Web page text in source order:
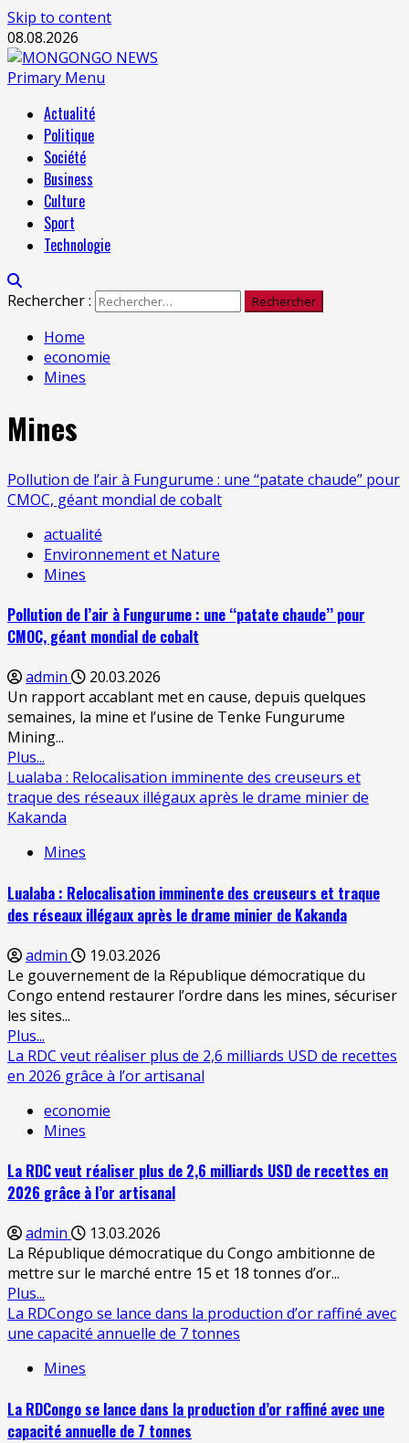
Skip to content
08.08.2026
Primary Menu
Actualité
Politique
Société
Business
Culture
Sport
Technologie
Rechercher :
Home
economie
Mines
Mines
Pollution de l’air à Fungurume : une ‘‘patate chaude’’ pour
CMOC, géant mondial de cobalt
actualité
Environnement et Nature
Mines
Pollution de l’air à Fungurume : une ‘‘patate chaude’’ pour
CMOC, géant mondial de cobalt
admin
20.03.2026
Un rapport accablant met en cause, depuis quelques
semaines, la mine et l’usine de Tenke Fungurume
Mining...
Plus...
Lualaba : Relocalisation imminente des creuseurs et
traque des réseaux illégaux après le drame minier de
Kakanda
Mines
Lualaba : Relocalisation imminente des creuseurs et traque
des réseaux illégaux après le drame minier de Kakanda
admin
19.03.2026
Le gouvernement de la République démocratique du
Congo entend restaurer l’ordre dans les mines, sécuriser
les sites...
Plus...
La RDC veut réaliser plus de 2,6 milliards USD de recettes
en 2026 grâce à l’or artisanal
economie
Mines
La RDC veut réaliser plus de 2,6 milliards USD de recettes en
2026 grâce à l’or artisanal
admin
13.03.2026
La République démocratique du Congo ambitionne de
mettre sur le marché entre 15 et 18 tonnes d’or...
Plus...
La RDCongo se lance dans la production d’or raffiné avec
une capacité annuelle de 7 tonnes
Mines
La RDCongo se lance dans la production d’or raffiné avec une
capacité annuelle de 7 tonnes